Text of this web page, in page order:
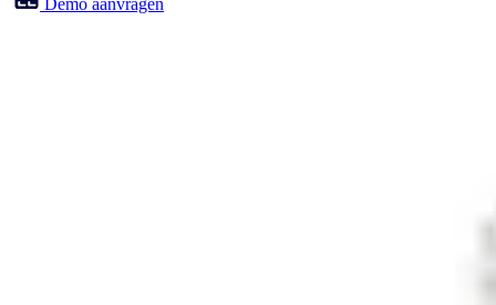
Demo aanvragen